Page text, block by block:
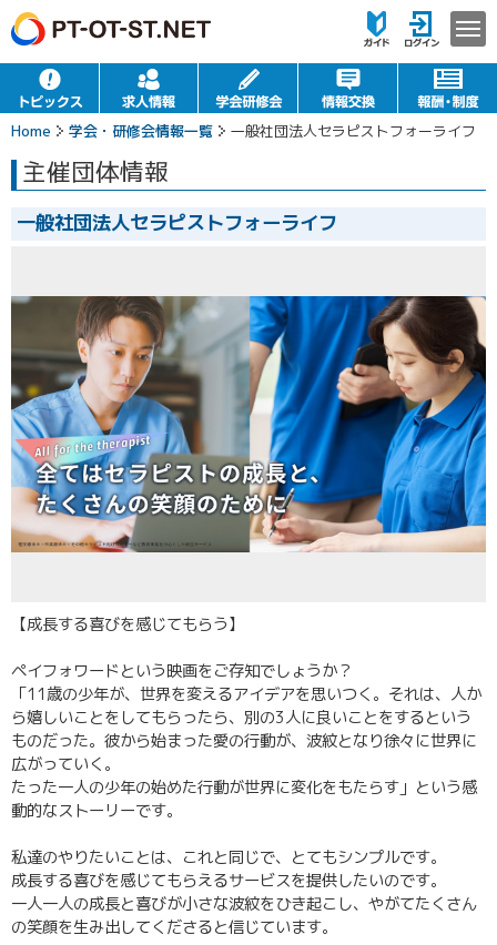
Home 学会・研修会情報一覧 一般社団法人セラピストフォーライフ
主催団体情報
一般社団法人セラピストフォーライフ
【成長する喜びを感じてもらう】
ペイフォワードという映画をご存知でしょうか？
「11歳の少年が、世界を変えるアイデアを思いつく。それは、人か
ら嬉しいことをしてもらったら、別の3人に良いことをするという
ものだった。彼から始まった愛の行動が、波紋となり徐々に世界に
広がっていく。
たった一人の少年の始めた行動が世界に変化をもたらす」という感
動的なストーリーです。
私達のやりたいことは、これと同じで、とてもシンプルです。
成長する喜びを感じてもらえるサービスを提供したいのです。
一人一人の成長と喜びが小さな波紋をひき起こし、やがてたくさん
の笑顔を生み出してくださると信じています。